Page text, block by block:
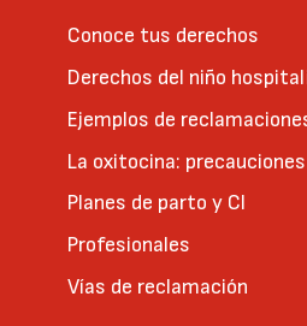
Conoce tus derechos
Derechos del niño
Ejemplos de
La oxitocina:
Planes de parto y CI
Profesionales
Vías de reclamación